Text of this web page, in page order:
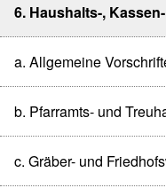
6. Haushalts-,
a. Allgemeine
b. Pfarramts- und
c. Gräber- und